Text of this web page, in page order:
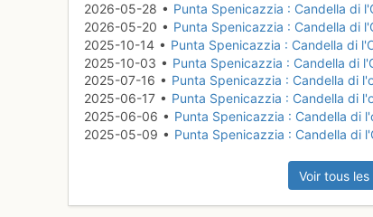
2026-05-28 • Punta Spenicazzia : Candella di
2026-05-20 • Punta Spenicazzia : Candella di
2025-10-14 • Punta Spenicazzia : Candella di
2025-10-03 • Punta Spenicazzia : Candella di
2025-07-16 • Punta Spenicazzia : Candella di
2025-06-17 • Punta Spenicazzia : Candella di
2025-06-06 • Punta Spenicazzia : Candella di
2025-05-09 • Punta Spenicazzia : Candella di
Voir tous